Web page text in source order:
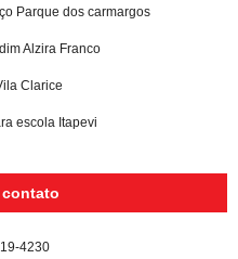
Parque dos carmargos
Alzira Franco
Clarice
escola Itapevi
contato
4230